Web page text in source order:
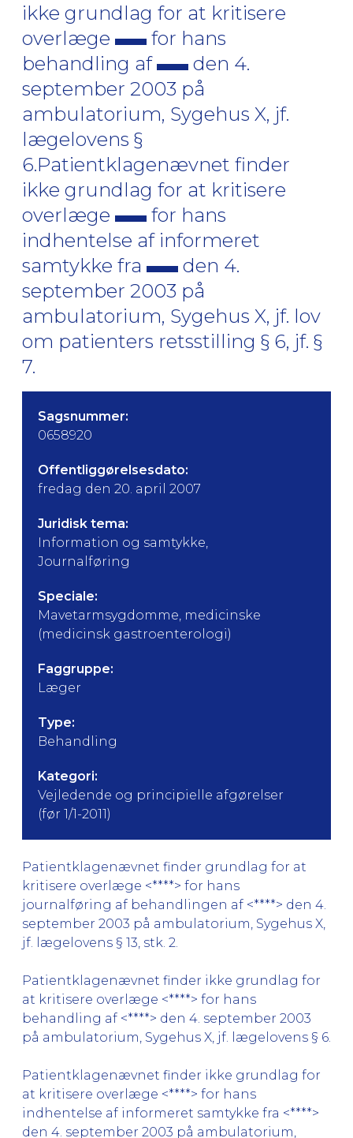
ikke grundlag for at kritisere
overlæge
for hans
behandling af
den 4.
september 2003 på
ambulatorium, Sygehus X, jf.
lægelovens §
6.Patientklagenævnet finder
ikke grundlag for at kritisere
overlæge
for hans
indhentelse af informeret
samtykke fra
den 4.
september 2003 på
ambulatorium, Sygehus X, jf. lov
om patienters retsstilling § 6, jf. §
7.
Sagsnummer:
0658920
Offentliggørelsesdato:
fredag den 20. april 2007
Juridisk tema:
Information og samtykke,
Journalføring
Speciale:
Mavetarmsygdomme, medicinske
(medicinsk gastroenterologi)
Faggruppe:
Læger
Type:
Behandling
Kategori:
Vejledende og principielle afgørelser
(før 1/1-2011)
Patientklagenævnet finder grundlag for at
kritisere overlæge <****> for hans
journalføring af behandlingen af <****> den 4.
september 2003 på ambulatorium, Sygehus X,
jf. lægelovens § 13, stk. 2.
Patientklagenævnet finder ikke grundlag for
at kritisere overlæge <****> for hans
behandling af <****> den 4. september 2003
på ambulatorium, Sygehus X, jf. lægelovens § 6.
Patientklagenævnet finder ikke grundlag for
at kritisere overlæge <****> for hans
indhentelse af informeret samtykke fra <****>
den 4. september 2003 på ambulatorium,